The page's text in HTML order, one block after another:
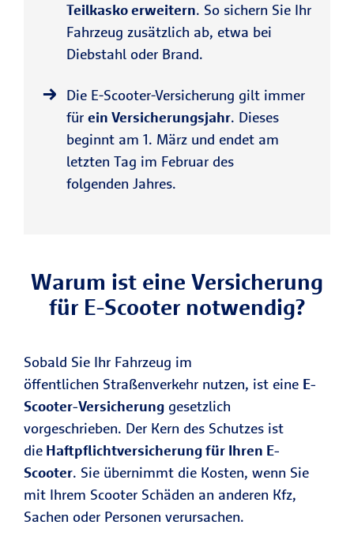
Teilkasko erweitern. So sichern Sie Ihr
Fahrzeug zusätzlich ab, etwa bei
Diebstahl oder Brand.
Die E-Scooter-Versicherung gilt immer
für ein Versicherungsjahr. Dieses
beginnt am 1. März und endet am
letzten Tag im Februar des
folgenden Jahres.
Warum ist eine Versicherung
für E-Scooter notwendig?
Sobald Sie Ihr Fahrzeug im
öffentlichen Straßenverkehr nutzen, ist eine E-
Scooter-Versicherung gesetzlich
vorgeschrieben. Der Kern des Schutzes ist
die Haftpflichtversicherung für Ihren E-
Scooter. Sie übernimmt die Kosten, wenn Sie
mit Ihrem Scooter Schäden an anderen Kfz,
Sachen oder Personen verursachen.